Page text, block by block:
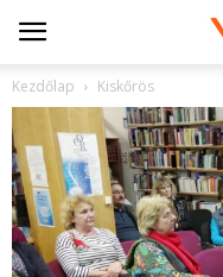
Kezdőlap Kiskőrös